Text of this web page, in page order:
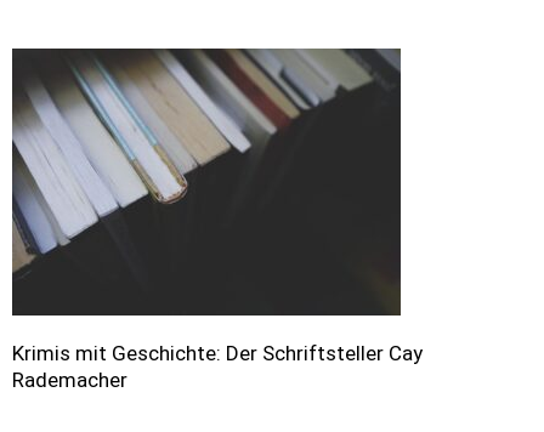
Krimis mit Geschichte: Der Schriftsteller Cay
Rademacher